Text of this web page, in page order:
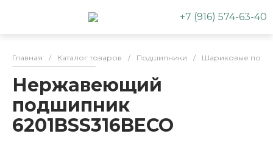
+7 (916) 574-63-40
Главная / Каталог товаров / Подшипники / Шариковые
Нержавеющий
подшипник
6201BSS316BECO